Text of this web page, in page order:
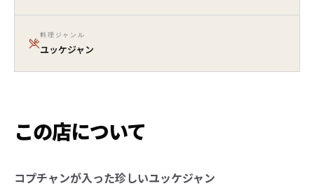
料理ジャンル
ユッケジャン
この店について
コプチャンが入った珍しいユッケジャン